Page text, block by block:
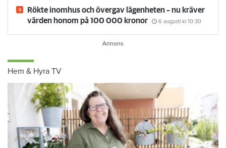
Rökte inomhus och övergav lägenheten – nu kräver
värden honom på 100 000 kronor
6 augusti kl 10:30
Hem & Hyra TV